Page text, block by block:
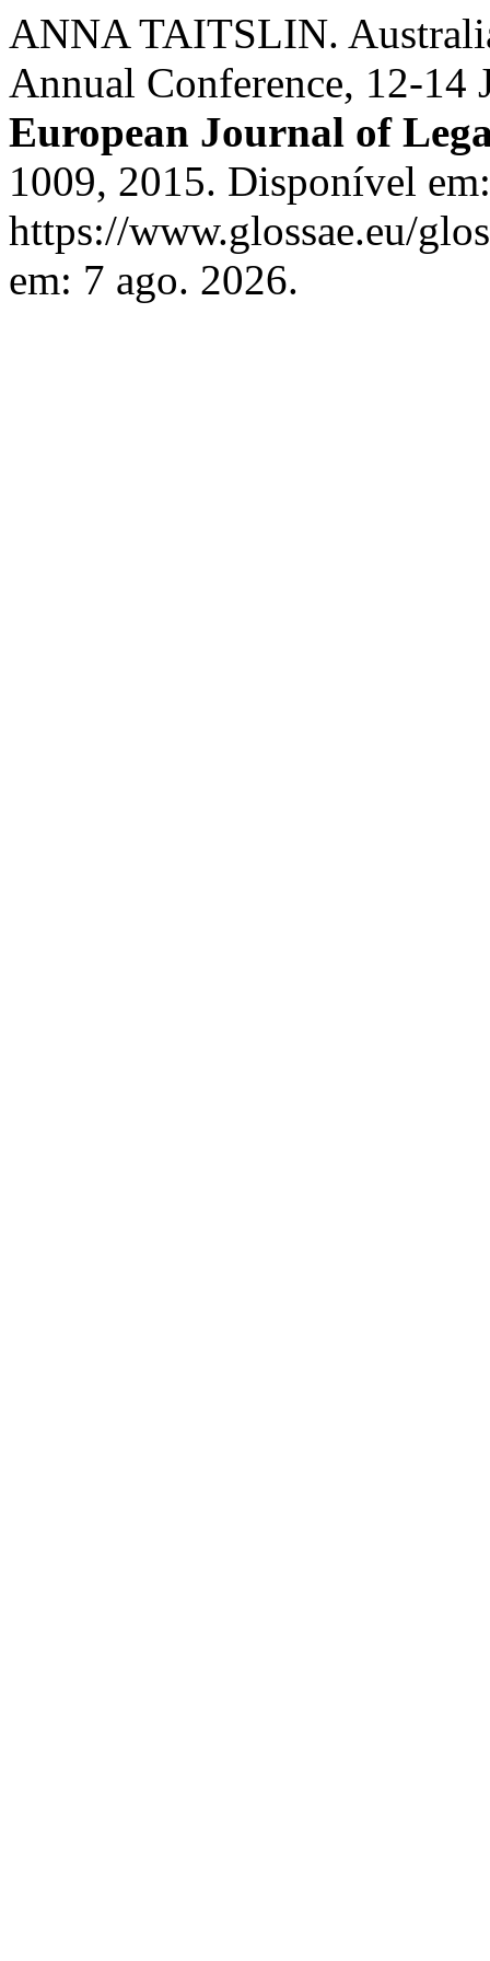
ANNA TAITSLIN.
Annual Conference, 12-14
European Journal of
1009, 2015. Disponível em:
https://www.glossae.eu/
em: 7 ago. 2026.